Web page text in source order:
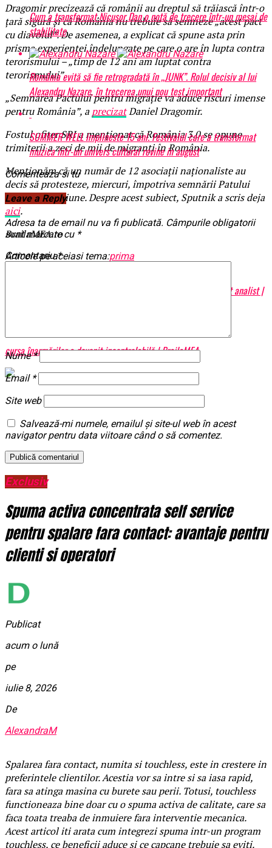
Dragomir precizează că românii au dreptul să trăiască într-o
ţară sigură şi că România nu trebuie să semneze „acest pact
cu diavolul”. De asemenea, a explicat că spune asta prin
prisma experienţei îndelungate pe care o are în lupta contra
terorismului – „timp de 12 ani am luptat contra
terorismului”.
„Semnarea Pactului pentru migrație va aduce riscuri imense
pentru România”, aprecizatDaniel Dragomir.
Fostul ofiţer SRI a menţionat că România 3.0 se opune
trimiterii a zeci de mii de migranţi în România.
Menţionăm că un număr de 12 asociaţii naţionaliste au
decis să protesteze, miercuri, împotriva semnării Patului
pentru Migraţiune. Despre acest subiect, Sputnik a scris deja
aici.
BrailaMEA.ro
Articole pe aceiasi tema:prima
Olguța dezvăluie: ”De asta nu m-a dorit Iohannis”! Un important analist |
cursa înarmărilor a devenit incontrolabilă | BrailaMEA
Cum a transformat Nicușor Dan o notă de trecere într-un mesaj de
stabilitate
România evită să fie retrogradată în „JUNK”. Rolul decisiv al lui
Alexandru Nazare, în trecerea unui nou test important
SUMMER WELL implineste 15 ani. Festivalul care a transformat
muzica intr-un univers cultural revine in august
Comenteaza si tu
Leave a Reply
Adresa ta de email nu va fi publicată. Câmpurile obligatorii
sunt marcate cu *
Comentariu*
Nume*
Email *
Site web
Salvează-mi numele, emailul și site-ul web în acest
navigator pentru data viitoare când o să comentez.
Exclusiv
Spuma activa concentrata self service
pentru spalare fara contact: avantaje pentru
clienti si operatori
Publicat
acum o lună
pe
iulie 8, 2026
De
AlexandraM
Spalarea fara contact, numita si touchless, este in crestere in
preferintele clientilor. Acestia vor sa intre si sa iasa rapid,
fara sa atinga masina cu burete sau perii. Totusi, touchless
functioneaza bine doar cu o spuma activa de calitate, care sa
faca toata treaba de inmuiere fara interventie mecanica.
Acest articol iti arata cum integrezi spuma intr-un program
touchless, ce beneficii aduce si ce capcane trebuie sa eviti.